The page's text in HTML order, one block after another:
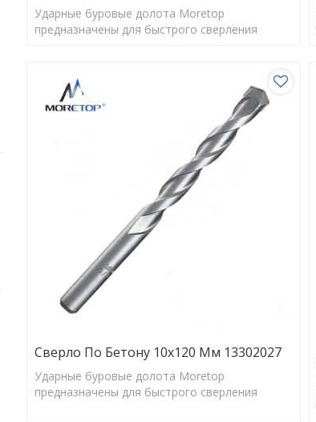
Ударные буровые долота Moretop
предназначены для быстрого сверления
Сверло По Бетону 10x120 Мм 13302027
Ударные буровые долота Moretop
предназначены для быстрого сверления